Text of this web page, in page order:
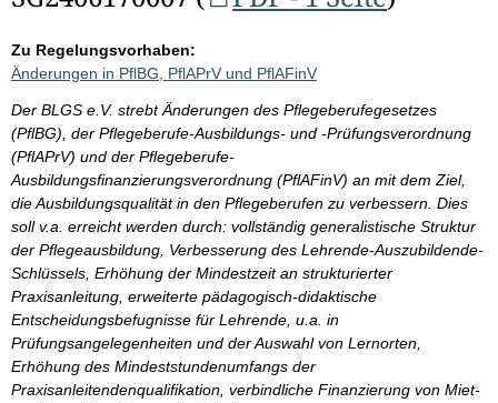
Zu Regelungsvorhaben:
Änderungen in PflBG, PflAPrV und PflAFinV
Der BLGS e.V. strebt Änderungen des Pflegeberufegesetzes
(PflBG), der Pflegeberufe-Ausbildungs- und -Prüfungsverordnung
(PflAPrV) und der Pflegeberufe-
Ausbildungsfinanzierungsverordnung (PflAFinV) an mit dem Ziel,
die Ausbildungsqualität in den Pflegeberufen zu verbessern. Dies
soll v.a. erreicht werden durch: vollständig generalistische Struktur
der Pflegeausbildung, Verbesserung des Lehrende-Auszubildende-
Schlüssels, Erhöhung der Mindestzeit an strukturierter
Praxisanleitung, erweiterte pädagogisch-didaktische
Entscheidungsbefugnisse für Lehrende, u.a. in
Prüfungsangelegenheiten und der Auswahl von Lernorten,
Erhöhung des Mindeststundenumfangs der
Praxisanleitendenqualifikation, verbindliche Finanzierung von Miet-